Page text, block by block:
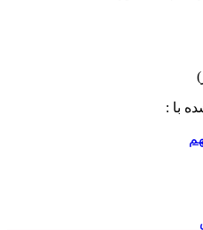
با :